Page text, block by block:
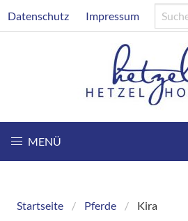
zum
Datenschutz Impressum
MENÜ
Breadcrumb
Startseite Pferde Kira